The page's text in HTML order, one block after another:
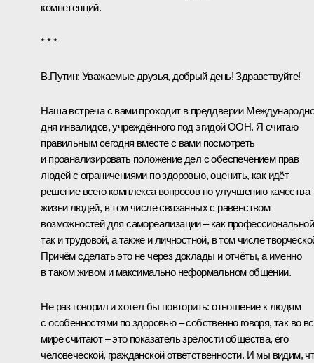
компетенций.
* * *
В.Путин: Уважаемые друзья, добрый день! Здравствуйте!
Наша встреча с вами проходит в преддверии
дня инвалидов, учреждённого под эгидой ООН. Я считаю
правильным сегодня вместе с вами посмотреть
и проанализировать положение дел с обеспечением прав
людей с ограничениями по здоровью, оценить, как идёт
решение всего комплекса вопросов по улучшению качества
жизни людей, в том числе связанных с равенством
возможностей для самореализации – как
так и трудовой, а также и личностной, в том числе
Причём сделать это не через доклады и отчёты, а именно
в таком живом и максимально неформальном общении.
Не раз говорил и хотел бы повторить: отношение к людям
с особенностями по здоровью – собственно говоря, так во
мире считают – это показатель зрелости общества, его
человеческой, гражданской ответственности. И мы видим,